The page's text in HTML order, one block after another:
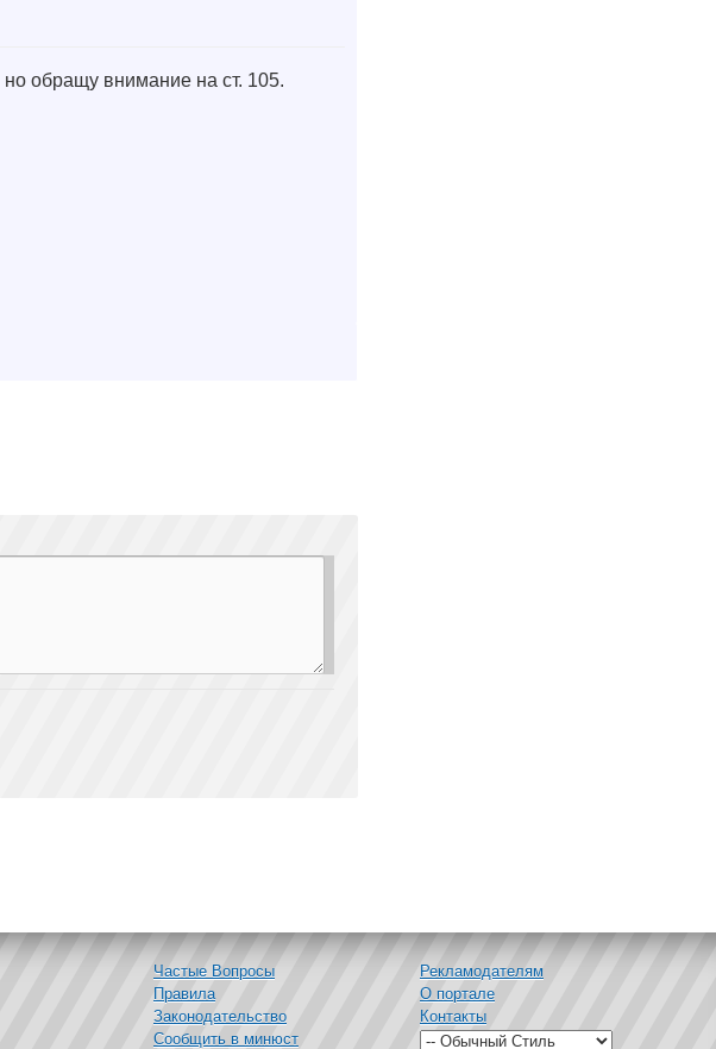
но обращу внимание на ст. 105.
Частые Вопросы
Правила
Законодательство
Сообщить в минюст
Рекламодателям
О портале
Контакты